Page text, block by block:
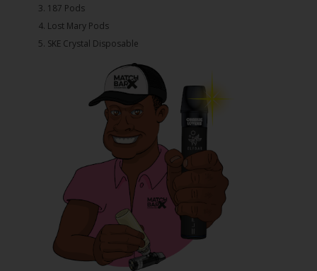
3.⁠ ⁠⁠187 Pods
4.⁠ ⁠⁠Lost Mary Pods
5.⁠ ⁠⁠SKE Crystal Disposable